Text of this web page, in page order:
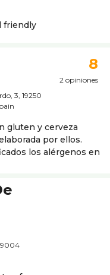
friendly
3, 19250
8
2 opiniones
gluten y cerveza
por ellos.
los alérgenos en